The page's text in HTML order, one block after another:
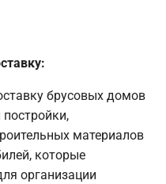
брусовых домов
материалов
которые
организации